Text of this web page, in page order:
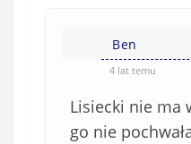
Ben
4 lat temu
Lisiecki nie ma
go nie